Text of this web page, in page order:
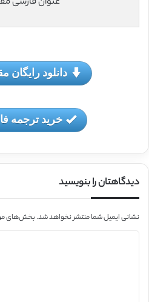
دانلود رایگان
خرید ترجمه
دیدگاهتان را بنویسید
نشانی ایمیل شما منتشر نخواهد شد.بخش‌های